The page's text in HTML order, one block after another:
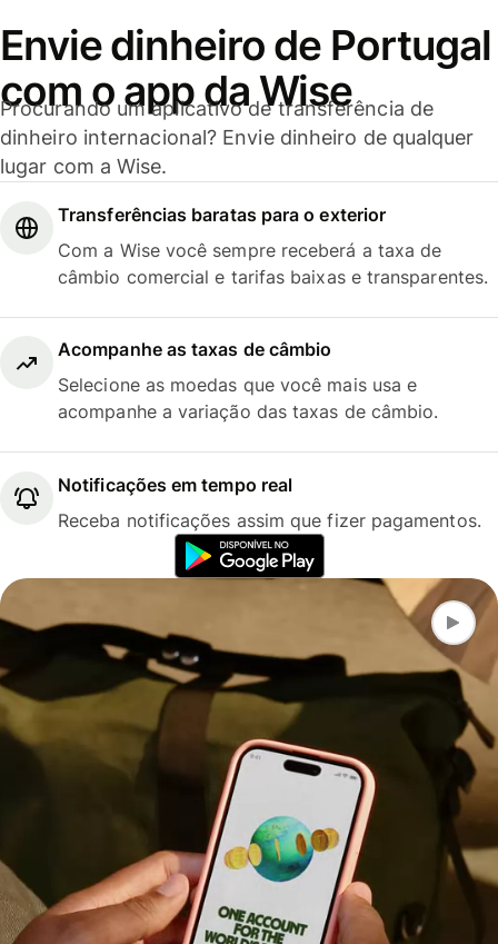
Envie dinheiro de Portugal
com o app da Wise
Procurando um aplicativo de transferência de
dinheiro internacional? Envie dinheiro de qualquer
lugar com a Wise.
Transferências baratas para o exterior
Com a Wise você sempre receberá a taxa de
câmbio comercial e tarifas baixas e transparentes.
Acompanhe as taxas de câmbio
Selecione as moedas que você mais usa e
acompanhe a variação das taxas de câmbio.
Notificações em tempo real
Receba notificações assim que fizer pagamentos.